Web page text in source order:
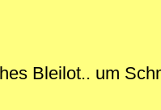
Bleilot.. um